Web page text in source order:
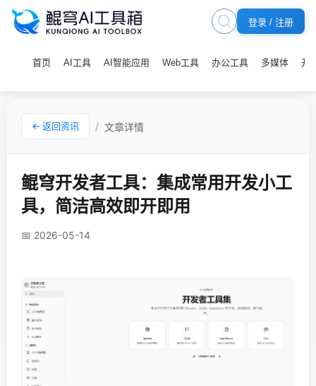
首页 AI工具 AI智能应用 Web工具 办公工具 多媒体 开
登录 / 注册
← 返回资讯 / 文章详情
鲲穹开发者工具：集成常用开发小工
具，简洁高效即开即用
📅 2026-05-14